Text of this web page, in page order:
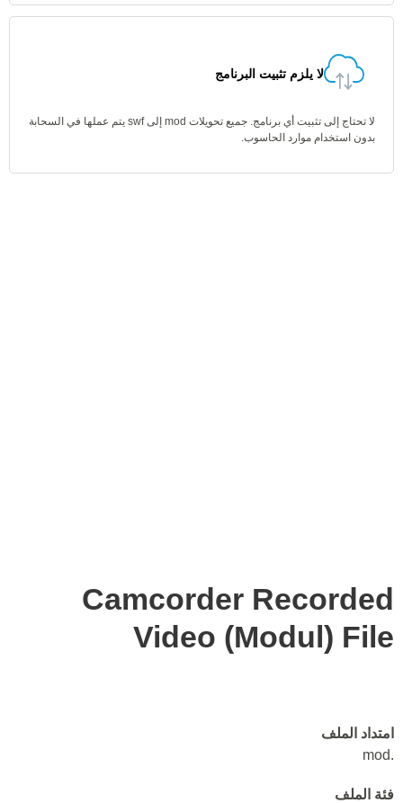
لا يلزم تثبيت البرنامج
لا تحتاج إلى تثبيت أي برنامج. جميع تحويلات mod إلى swf يتم عملها في السحابة
بدون استخدام موارد الحاسوب.
Camcorder Recorded
Video (Modul) File
امتداد الملف
.mod
فئة الملف